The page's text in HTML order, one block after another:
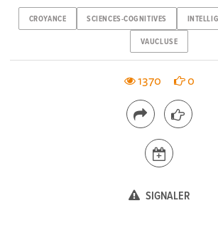
CROYANCE SCIENCES-COGNITIVES
VAUCLUSE
1370 0
SIGNALER